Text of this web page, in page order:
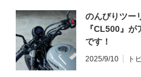
のんびりツー
『CL500』
です！
2025/9/10 ト